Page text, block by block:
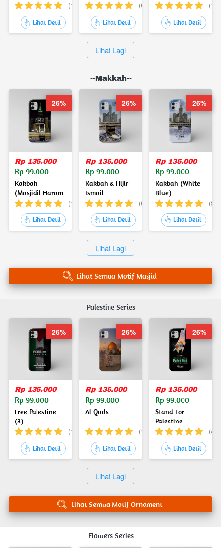
(133)
` Lihat Detil
(60)
` Lihat Detil
(19)
` Lihat Detil
`Lihat Lagi
--Makkah--
Rp 135.000
Rp 99.000
Kakbah
(Masjidil Haram
- Night)
(125)
` Lihat Detil
26%
Rp 135.000
Rp 99.000
Kakbah & Hijir
Ismail
(60)
` Lihat Detil
26%
Rp 135.000
Rp 99.000
Kakbah (White
Blue)
(8)
` Lihat Detil
26%
`Lihat Lagi
` Lihat Semua Motif Masjid
Palestine Series
Rp 135.000
Rp 99.000
Free Palestine
(3)
(13)
` Lihat Detil
26%
Rp 135.000
Rp 99.000
Al-Quds
(14)
` Lihat Detil
26%
Rp 135.000
Rp 99.000
Stand For
Palestine
(4)
` Lihat Detil
26%
`Lihat Lagi
` Lihat Semua Motif Ornament
Flowers Series